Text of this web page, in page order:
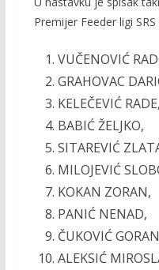
e
b
o
o
k
ittai
l
k
Premijer Feeder ligi
VUČENOVIĆ
GRAHOVAC
KELEČEVIĆ RADE,
BABIĆ ŽELJKO,
SITAREVIĆ
MILOJEVIĆ
KOKAN ZORAN,
PANIĆ NENAD,
ČUKOVIĆ
ALEKSIĆ